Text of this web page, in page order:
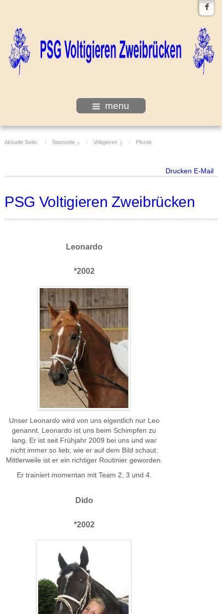
menu
Aktuelle Seite: Startseite Voltigieren Pferde
Drucken E-Mail
PSG Voltigieren Zweibrücken
Leonardo
*2002
Unser Leonardo wird von uns eigentlich nur Leo
genannt. Leonardo ist uns beim Schimpfen zu
lang. Er ist seit Frühjahr 2009 bei uns und war
nicht immer so lieb, wie er auf dem Bild schaut.
Mittlerweile ist er ein richtiger Routinier geworden.
Er trainiert momentan mit Team 2, 3 und 4.
Dido
*2002